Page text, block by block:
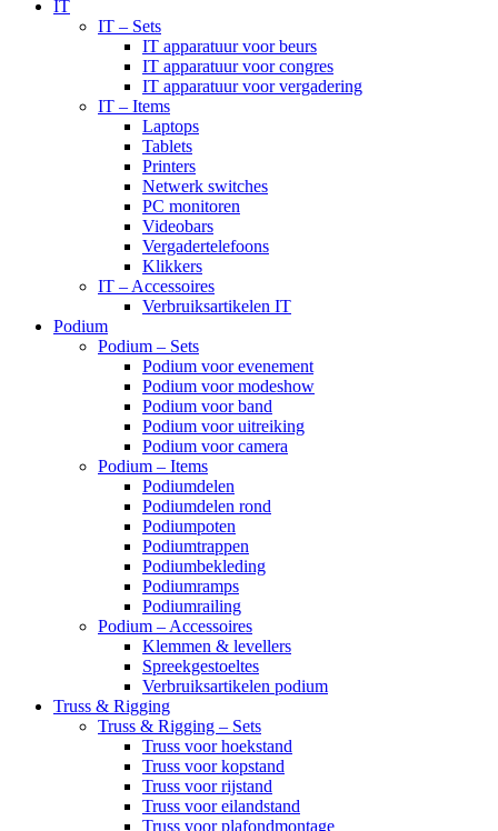
IT
IT – Sets
IT apparatuur voor beurs
IT apparatuur voor congres
IT apparatuur voor vergadering
IT – Items
Laptops
Tablets
Printers
Netwerk switches
PC monitoren
Videobars
Vergadertelefoons
Klikkers
IT – Accessoires
Verbruiksartikelen IT
Podium
Podium – Sets
Podium voor evenement
Podium voor modeshow
Podium voor band
Podium voor uitreiking
Podium voor camera
Podium – Items
Podiumdelen
Podiumdelen rond
Podiumpoten
Podiumtrappen
Podiumbekleding
Podiumramps
Podiumrailing
Podium – Accessoires
Klemmen & levellers
Spreekgestoeltes
Verbruiksartikelen podium
Truss & Rigging
Truss & Rigging – Sets
Truss voor hoekstand
Truss voor kopstand
Truss voor rijstand
Truss voor eilandstand
Truss voor plafondmontage